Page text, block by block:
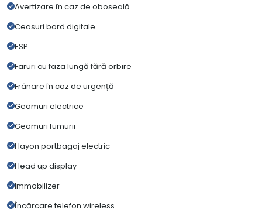
Avertizare în caz de oboseală
Ceasuri bord digitale
ESP
Faruri cu faza lungă fără orbire
Frânare în caz de urgență
Geamuri electrice
Geamuri fumurii
Hayon portbagaj electric
Head up display
Immobilizer
Încărcare telefon wireless